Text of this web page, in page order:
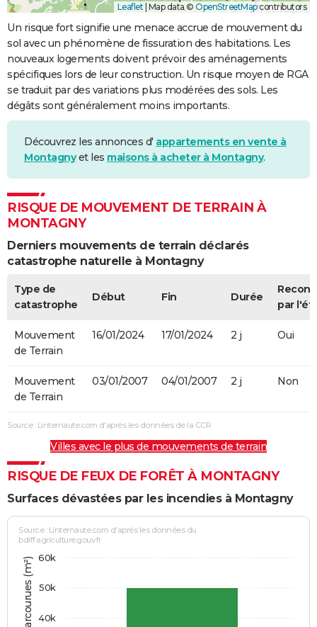
Leaflet | Map data © OpenStreetMapcontributors
Un risque fort signifie une menace accrue de mouvement du
sol avec un phénomène de fissuration des habitations. Les
nouveaux logements doivent prévoir des aménagements
spécifiques lors de leur construction. Un risque moyen de RGA
se traduit par des variations plus modérées des sols. Les
dégâts sont généralement moins importants.
Découvrez les annonces d' appartements en vente à
Montagnyet les maisons à acheter à Montagny.
RISQUE DE MOUVEMENT DE TERRAIN À
MONTAGNY
Derniers mouvements de terrain déclarés
catastrophe naturelle à Montagny
Type de
catastrophe
Début Fin Durée
par
Mouvement
de Terrain
16/01/2024 17/01/2024 2 j Oui
Mouvement
de Terrain
03/01/2007 04/01/2007 2 j Non
Source : Linternaute.com d'après les données de la CCR
Villes avec le plus de mouvements de terrain
RISQUE DE FEUX DE FORÊT À MONTAGNY
Surfaces dévastées par les incendies à Montagny
Source : Linternaute.com d'après les données du
bdiff.agriculture.gouv.fr
40k
50k
60k